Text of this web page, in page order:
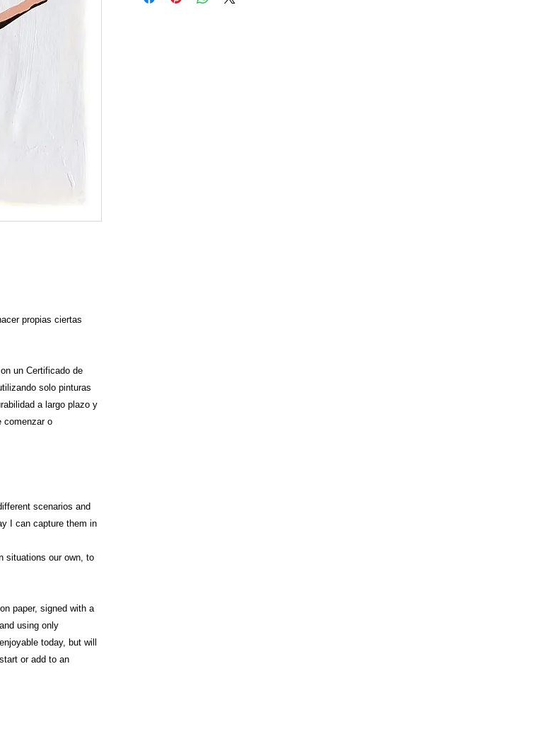
propias ciertas
un Certificado de
solo pinturas
a largo plazo y
comenzar o
scenarios and
I can capture them in
situations our own, to
paper, signed with a
using only
today, but will
or add to an